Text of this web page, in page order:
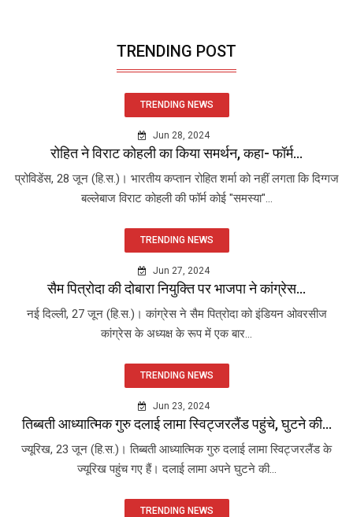
TRENDING POST
TRENDING NEWS
Jun 28, 2024
रोहित ने विराट कोहली का किया समर्थन, कहा- फॉर्म...
प्रोविडेंस, 28 जून (हि.स.)। भारतीय कप्तान रोहित शर्मा को नहीं लगता कि दिग्गज
बल्लेबाज विराट कोहली की फॉर्म कोई "समस्या"...
TRENDING NEWS
Jun 27, 2024
सैम पित्रोदा की दोबारा नियुक्ति पर भाजपा ने कांग्रेस...
नई दिल्ली, 27 जून (हि.स.)। कांग्रेस ने सैम पित्रोदा को इंडियन ओवरसीज
कांग्रेस के अध्यक्ष के रूप में एक बार...
TRENDING NEWS
Jun 23, 2024
तिब्बती आध्यात्मिक गुरु दलाई लामा स्विट्जरलैंड पहुंचे, घुटने की...
ज्यूरिख, 23 जून (हि.स.)। तिब्बती आध्यात्मिक गुरु दलाई लामा स्विट्जरलैंड के
ज्यूरिख पहुंच गए हैं। दलाई लामा अपने घुटने की...
TRENDING NEWS